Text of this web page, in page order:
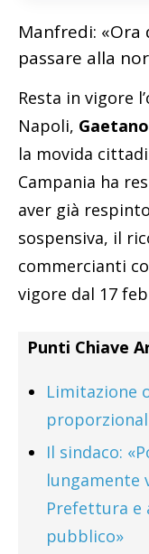
Manfredi: «Ora
passare alla
Resta in vigore
Napoli,
la movida
Campania ha
aver già
sospensiva, il
commercianti
vigore dal 17
Punti Chiave
Limitazione
Il sindaco:
lungamente
Prefettura e
pubblico»